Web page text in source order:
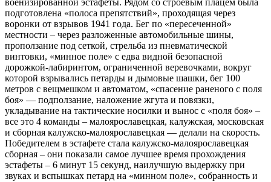
подготовлена «полоса препятствий», проходящая через
воронки от взрывов 1941 года. Бег по «пересеченной»
местности – через разложенные автомобильные шины,
проползание под сеткой, стрельба из пневматической
винтовки, «минное поле» с едва видной безопасной
дорожкой-лабиринтом, ограниченной веревочками, вокруг
которой взрывались петарды и дымовые шашки, бег 100
метров с вещмешком и автоматом, «спасение раненого с поля
боя» — подползание, наложение жгута и повязки,
укладывание на тактические носилки и вынос с «поля боя» –
все это 4 команды – малоярославецкая, калужская, московская
и сборная калужско-малоярославецкая — делали на скорость.
Победителем в эстафете стала калужско-малоярославецкая
сборная – они показали самое лучшее время прохождения
эстафеты – 6 минут 15 секунд, наилучшую выдержку при
звуках и вспышках петард на «минном поле», собранность и